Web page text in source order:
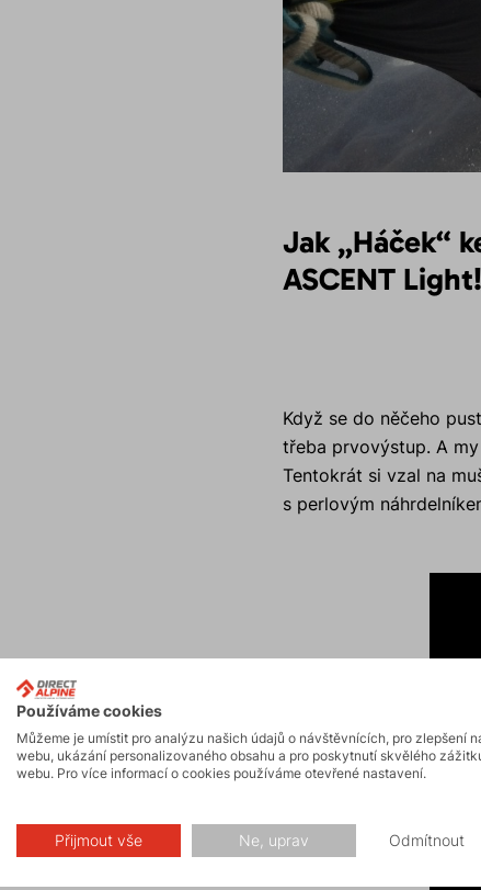
Jak „Háček“
ASCENT Light!
Když se do něčeho
třeba prvovýstup. A
Tentokrát si vzal na
s perlovým
Používáme cookies
Můžeme je umístit pro analýzu našich údajů o návštěvnících, pro zlepšení
webu, ukázání personalizovaného obsahu a pro poskytnutí skvělého
webu. Pro více informací o cookies používáme otevřené nastavení.
Přijmout vše Ne, uprav Odmítnout